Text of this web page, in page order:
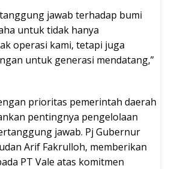
jawab terhadap bumi
untuk tidak hanya
operasi kami, tetapi juga
untuk generasi mendatang,”
prioritas pemerintah daerah
pentingnya pengelolaan
jawab. Pj Gubernur
Arif Fakrulloh, memberikan
PT Vale atas komitmen